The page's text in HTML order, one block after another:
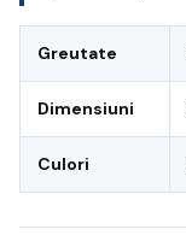
Greutate
Dimensiuni
Culori